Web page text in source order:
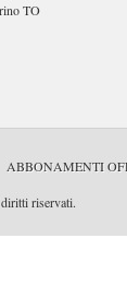
TO
ABBONAMENTI
riservati.